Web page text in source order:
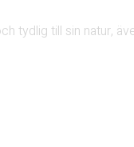
tydlig till sin natur,